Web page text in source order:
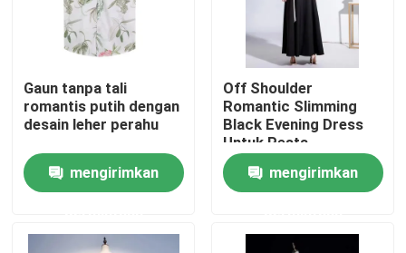
Rumah
Produk
Gaun tanpa tali
romantis putih dengan
desain leher perahu
mengirimkan
Off Shoulder
Romantic Slimming
Black Evening Dress
Untuk Pesta
Pernikahan
mengirimkan